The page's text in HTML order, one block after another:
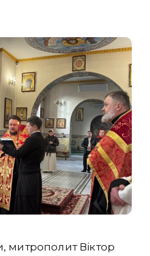
митрополит Віктор